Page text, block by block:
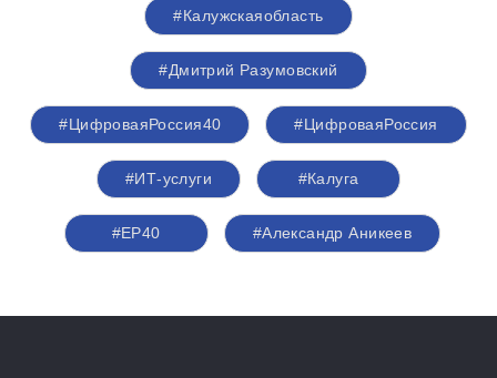
#Калужскаяобласть
#Дмитрий Разумовский
#ЦифроваяРоссия40 #ЦифроваяРоссия
#ИТ-услуги #Калуга
#ЕР40 #Александр Аникеев